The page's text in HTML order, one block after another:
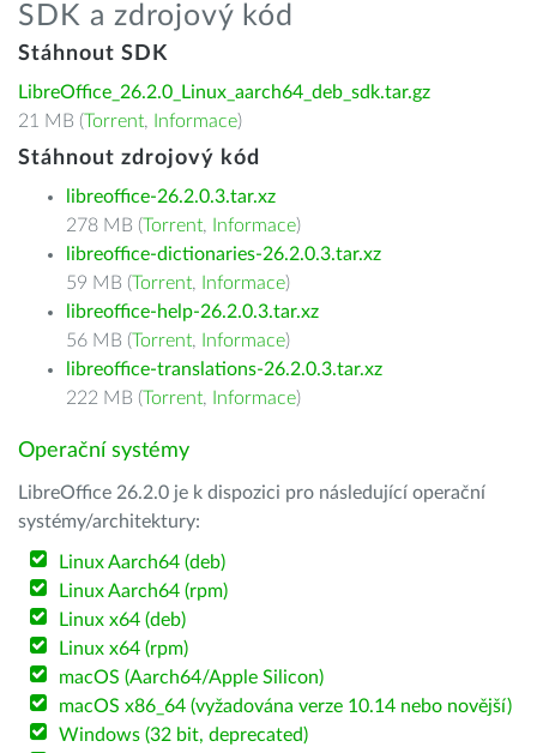
SDK a zdrojový kód
Stáhnout SDK
LibreOffice_26.2.0_Linux_aarch64_deb_sdk.tar.gz
21 MB (Torrent, Informace)
Stáhnout zdrojový kód
libreoffice-26.2.0.3.tar.xz
278 MB (Torrent, Informace)
libreoffice-dictionaries-26.2.0.3.tar.xz
59 MB (Torrent, Informace)
libreoffice-help-26.2.0.3.tar.xz
56 MB (Torrent, Informace)
libreoffice-translations-26.2.0.3.tar.xz
222 MB (Torrent, Informace)
Operační systémy
LibreOffice 26.2.0 je k dispozici pro následující operační
systémy/architektury:
Linux Aarch64 (deb)
Linux Aarch64 (rpm)
Linux x64 (deb)
Linux x64 (rpm)
macOS (Aarch64/Apple Silicon)
macOS x86_64 (vyžadována verze 10.14 nebo novější)
Windows (32 bit, deprecated)